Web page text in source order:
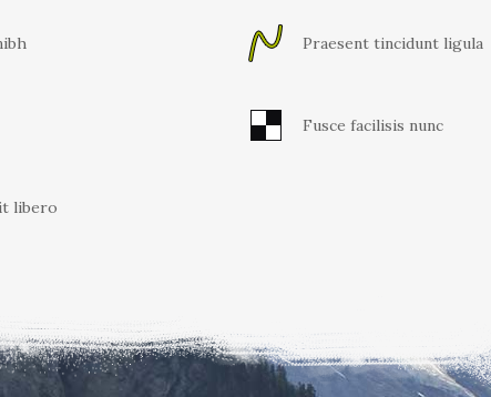
libero
Praesent tincidunt ligula
Fusce facilisis nunc